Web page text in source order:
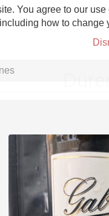
You agree to our
how to change
Grower